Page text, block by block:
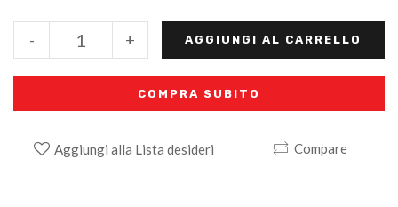
+
- AGGIUNGI AL CARRELLO
COMPRA SUBITO
Aggiungi alla Lista desideri Compare